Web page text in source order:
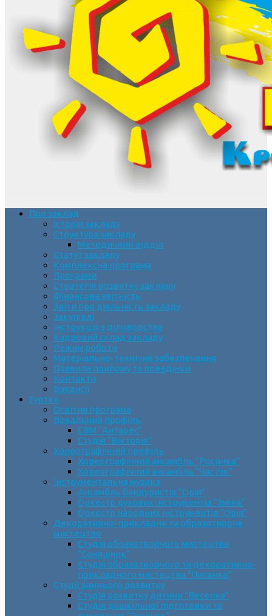
Про заклад
Історія закладу
Структура закладу
Методичний відділ
Статут закладу
Комплексна програма
Програми
Стратегія розвитку закладу
Фінансова звітність
Звіти про діяльність закладу
Закупівлі
Інструкція з діловодства
Кадровий склад закладу
Режим роботи
Матеріально-технічне забезпечення
Правила прийому та поведінки
Контакти
Вакансії
Гуртки
Освітня програма
Вокальний профіль
СВМ “Антарес”
Студія “Вікторія”
Хореографічний профіль
Хореографічний ансамбль “Росинка”
Хореографічний ансамбль “Час пік”
Інструментальна музика
Ансамбль бандуристів “Орія”
Оркестр духових інструментів “Зміна”
Оркестр народних інструментів “Орія”
Декоративно-прикладне та образотворче
мистецтво
Cтудія образотворчого мистецтва
“Соняшник”
Студія образотворчого та декоративно-
прикладного мистецтва “Писанка”
Студії раннього розвитку
Студія розвитку дитини “Веселка”
Студія дошкільної підготовки та